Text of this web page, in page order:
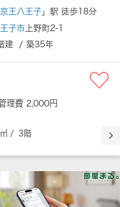
京王八王子 」駅 徒歩18分
子市 上野町2-1
建 / 築35年
理費 2,000円
/ 3階